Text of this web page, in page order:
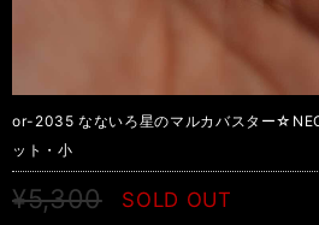
or-2035 なないろ星のマルカバスター
ット・小
¥5,300 SOLD OUT